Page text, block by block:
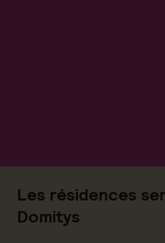
Les résidences
Domitys